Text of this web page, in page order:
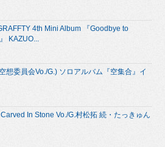
4th Mini Album 『Goodbye to
KAZUO...
想委員会Vo./G.) ソロアルバム『空集合』イ
Carved In Stone Vo./G.村松拓 続・たっきゅん